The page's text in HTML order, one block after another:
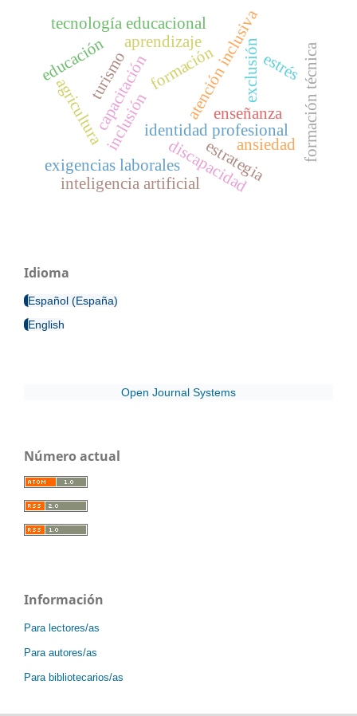
formaciónatención inclusiva
identidad profesional
enseñanza
aprendizaje
inclusión
exclusión
discapacidad
capacitación
inteligencia artificial
tecnología educacional
estrés
ansiedad
exigencias laborales
agricultura formación técnica
turismo
educación
estrategia
Idioma
Español (España)
English
Open Journal Systems
Número actual
Información
Para lectores/as
Para autores/as
Para bibliotecarios/as